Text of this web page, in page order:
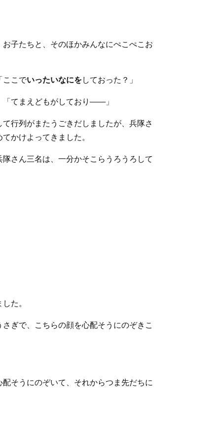
子たちと、そのほかみんなにぺこぺこお
ここでいったいなにをしておった？」
「てまえどもがしており――」
行列がまたうごきだしましたが、兵隊さ
かけよってきました。
さん三名は、一分かそこらうろうろして
た。
ぎで、こちらの顔を心配そうにのぞきこ
そうにのぞいて、それからつま先だちに